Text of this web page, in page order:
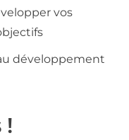
vos
développement
!